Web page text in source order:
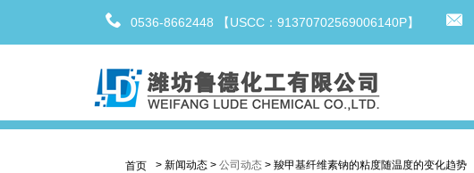
0536-8662448 【USCC：91370702569006140P】
首页 > 新闻动态 > 公司动态 > 羧甲基纤维素钠的粘度随温度的变化趋势